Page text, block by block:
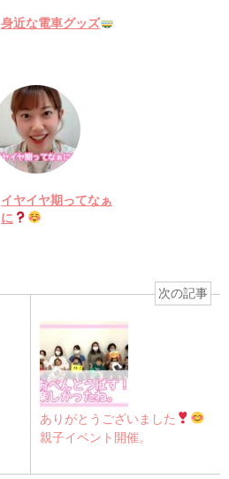
身近な電車グッズ
イヤイヤ期ってなぁ
に
次の記事
ありがとうございました
親子イベント開催。